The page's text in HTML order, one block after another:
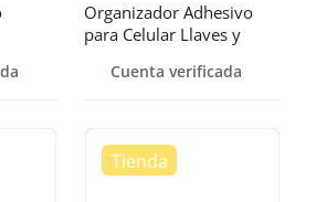
Organizador Adhesivo
para Celular Llaves y
Cuenta verificada